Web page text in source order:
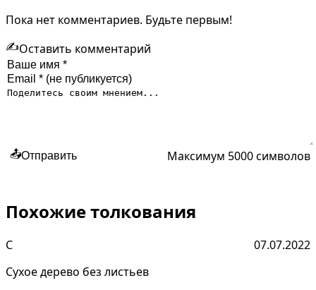
Пока нет комментариев. Будьте первым!
✍️Оставить комментарий
📤Отправить Максимум 5000 символов
Похожие толкования
С
07.07.2022
Сухое дерево без листьев